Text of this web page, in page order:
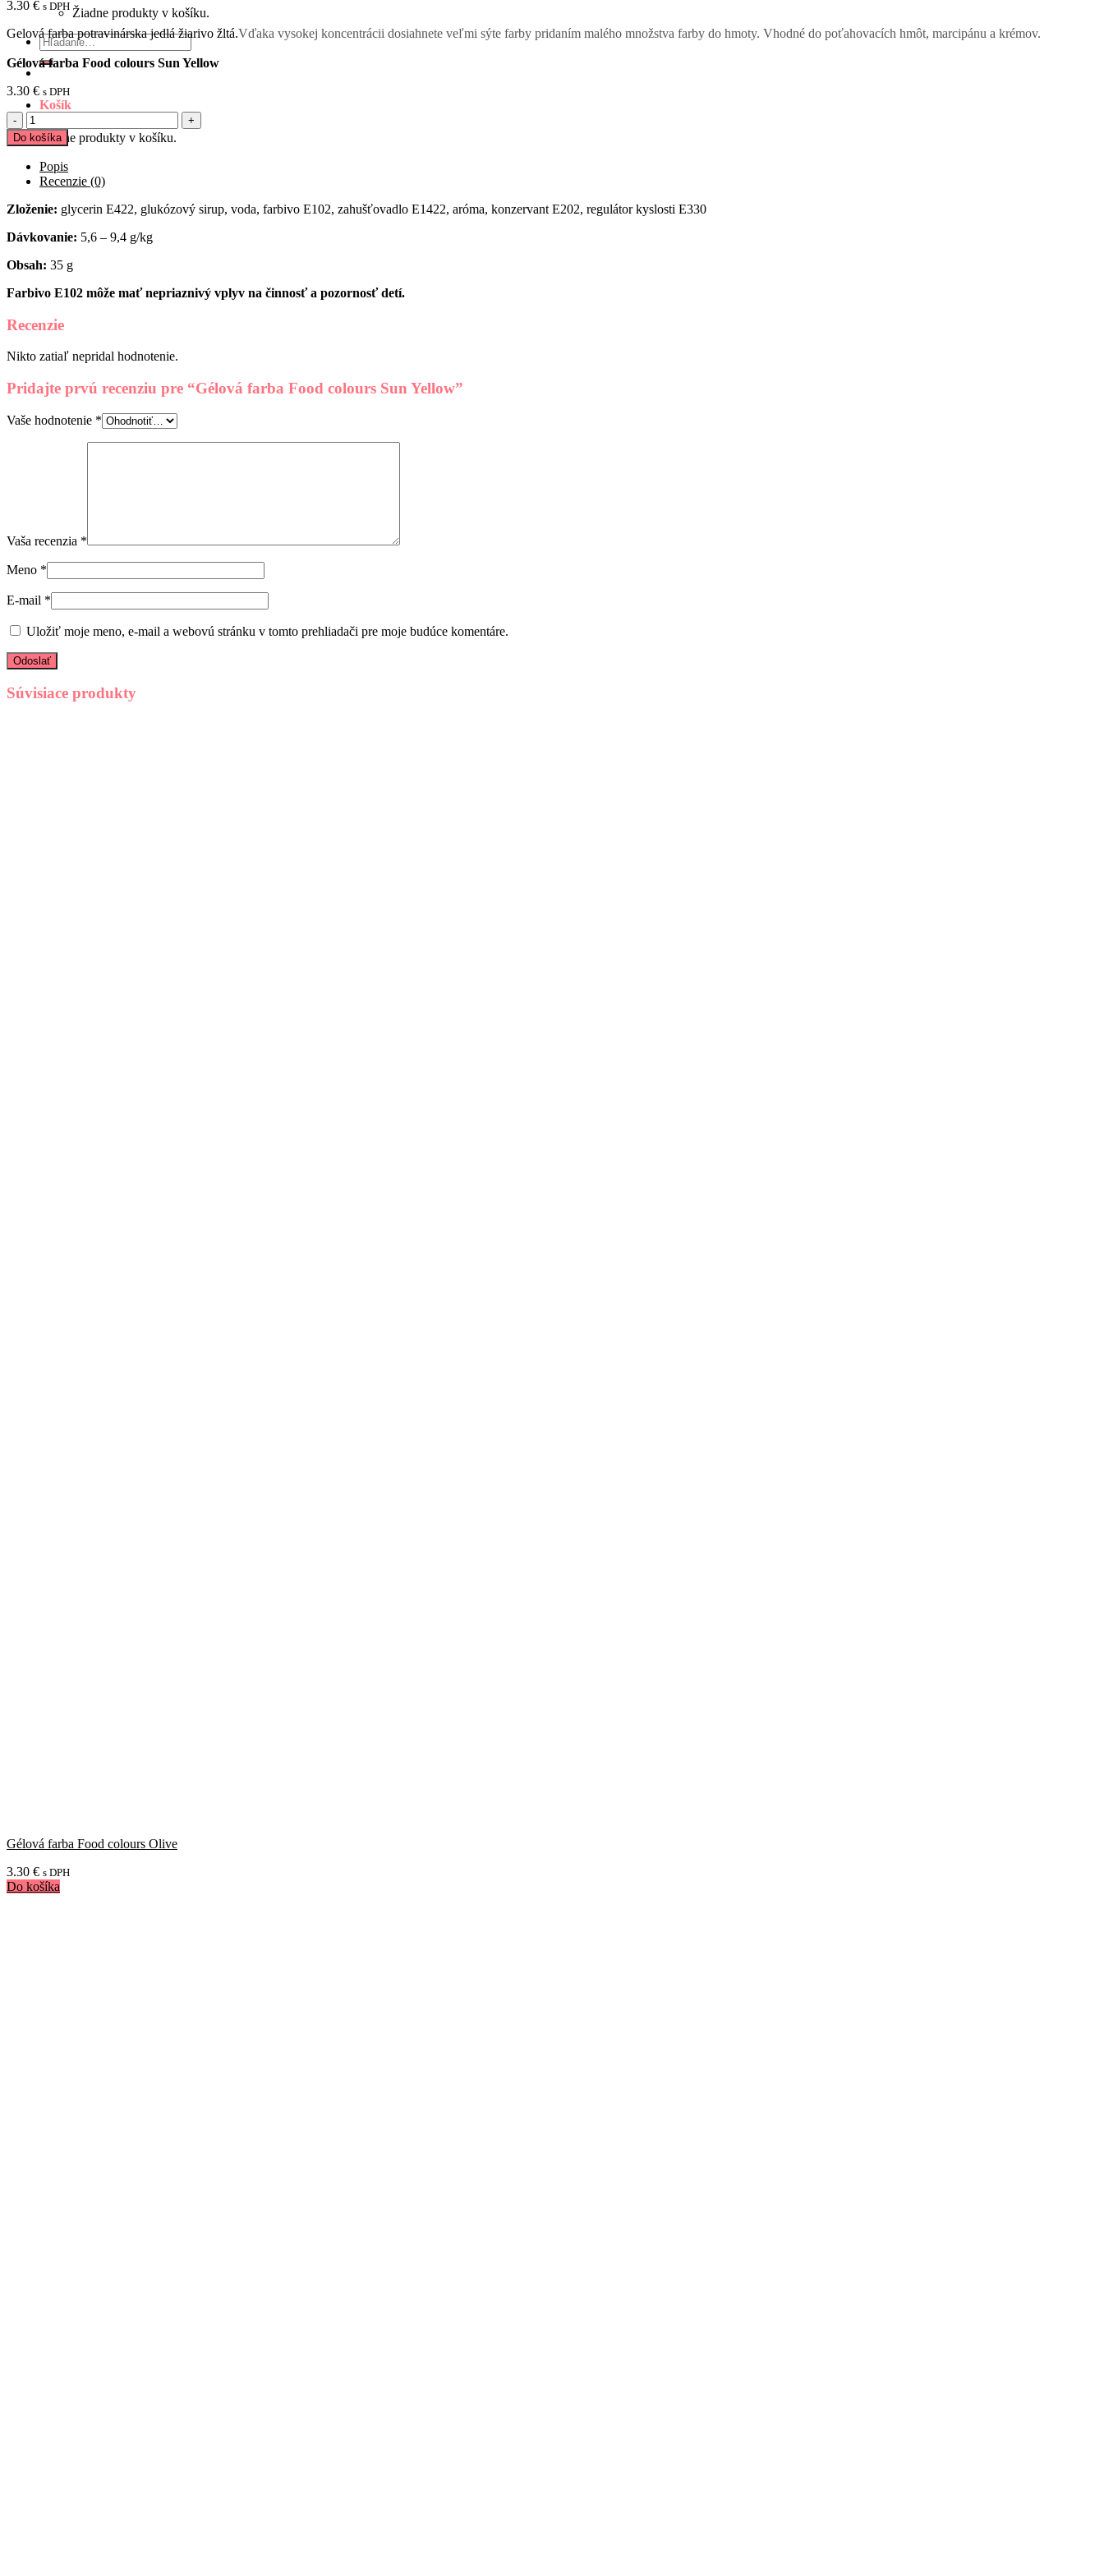
Žiadne produkty v košíku.
Hľadať:
Košík
Žiadne produkty v košíku.
3.30 € s DPH
Gelová farba potravinárska jedlá žiarivo žltá.Vďaka vysokej koncentrácii dosiahnete veľmi sýte farby pridaním malého množstva farby do hmoty. Vhodné do poťahovacích hmôt, marcipánu a krémov.
Gélová farba Food colours Sun Yellow
3.30 € s DPH
množstvo
Gélová
farba
Food
colours
Sun
Yellow
Do košíka
Popis
Recenzie (0)
Zloženie: glycerin E422, glukózový sirup, voda, farbivo E102, zahušťovadlo E1422, aróma, konzervant E202, regulátor kyslosti E330
Dávkovanie: 5,6 – 9,4 g/kg
Obsah: 35 g
Farbivo E102 môže mať nepriaznivý vplyv na činnosť a pozornosť detí.
Recenzie
Nikto zatiaľ nepridal hodnotenie.
Pridajte prvú recenziu pre “Gélová farba Food colours Sun Yellow”
Vaše hodnotenie *
Vaša recenzia *
Meno *
E-mail *
Uložiť moje meno, e-mail a webovú stránku v tomto prehliadači pre moje budúce komentáre.
Súvisiace produkty
Gélová farba Food colours Olive
3.30 € s DPH
Do košíka